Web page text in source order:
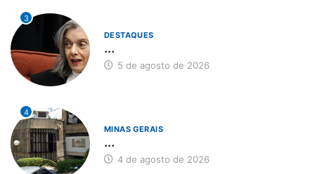
3
DESTAQUES
...
5 de agosto de 2026
4
MINAS GERAIS
...
4 de agosto de 2026